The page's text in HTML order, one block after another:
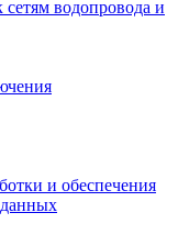
водопровода и
и обеспечения
данных